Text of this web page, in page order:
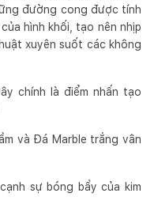
đường cong được tính
hình khối, tạo nên nhịp
xuyên suốt các không
chính là điểm nhấn tạo
và Đá Marble trắng vân
sự bóng bẩy của kim